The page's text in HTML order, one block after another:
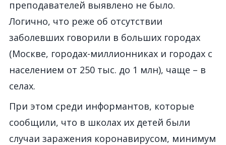
преподавателей выявлено не было.
Логично, что реже об отсутствии
заболевших говорили в больших городах
(Москве, городах-миллионниках и городах с
населением от 250 тыс. до 1 млн), чаще – в
селах.
При этом среди информантов, которые
сообщили, что в школах их детей были
случаи заражения коронавирусом, минимум